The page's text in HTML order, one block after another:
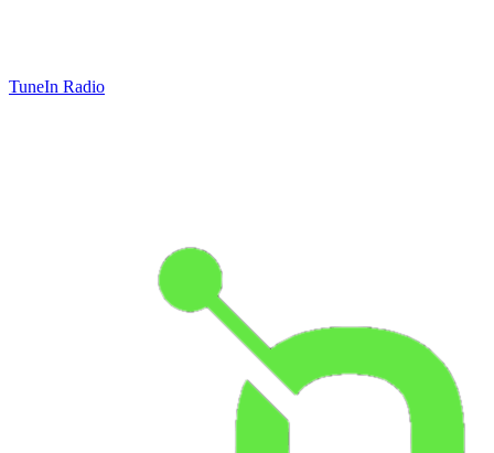
TuneIn Radio